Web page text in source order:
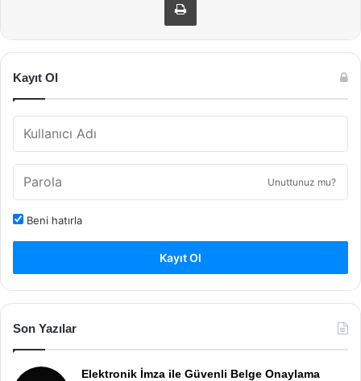
Kayıt Ol
Unuttunuz mu?
Beni hatırla
Kayıt Ol
Son Yazılar
Elektronik İmza ile Güvenli Belge Onaylama